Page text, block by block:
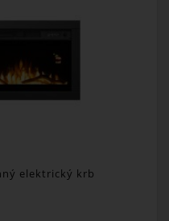
elektrický krb